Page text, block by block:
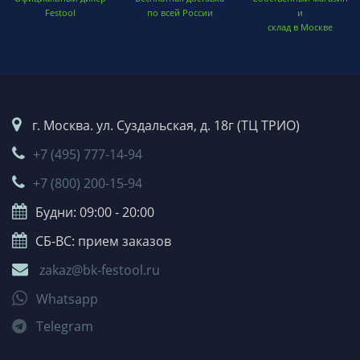
Festool
по всей России
и
склад в Москве
г. Москва. ул. Суздальская, д. 18г (ТЦ ТРИО)
+7 (495) 777-14-94
+7 (800) 200-15-94
Будни: 09:00 - 20:00
СБ-ВС: прием заказов
zakaz@bk-festool.ru
Whatsapp
Telegram